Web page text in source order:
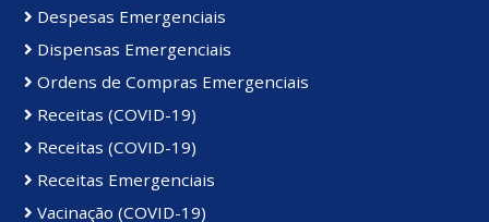
Despesas Emergenciais
Dispensas Emergenciais
Ordens de Compras Emergenciais
Receitas (COVID-19)
Receitas (COVID-19)
Receitas Emergenciais
Vacinação (COVID-19)